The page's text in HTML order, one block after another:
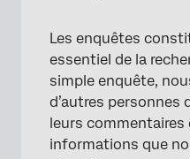
Les enquêtes
essentiel de la
simple enquête,
d’autres personnes
leurs commentaires
informations que